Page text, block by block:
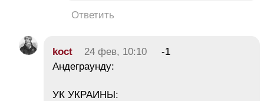
Ответить
koct 24 фев, 10:10
-1
Андеграунду:
УК УКРАИНЫ: